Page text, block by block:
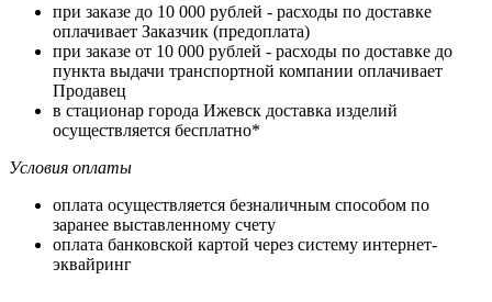
при заказе до 10 000 рублей - расходы по доставке
оплачивает Заказчик (предоплата)
при заказе от 10 000 рублей - расходы по доставке до
пункта выдачи транспортной компании оплачивает
Продавец
в стационар города Ижевск доставка изделий
осуществляется бесплатно*
Условия оплаты
оплата осуществляется безналичным способом по
заранее выставленному счету
оплата банковской картой через систему интернет-
эквайринг